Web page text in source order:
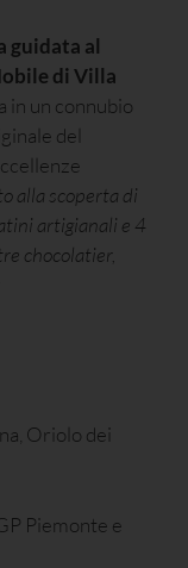
guidata al
di Villa
in un connubio
del
alla scoperta di
artigianali e 4
chocolatier,
Oriolo dei
Piemonte e